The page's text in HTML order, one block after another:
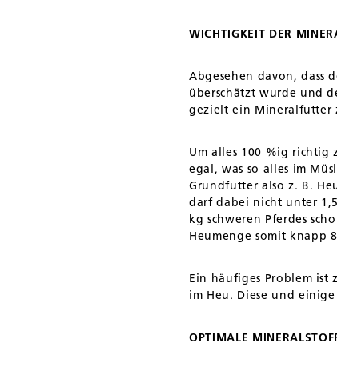
WICHTIGKEIT DER
Abgesehen davon, dass
überschätzt wurde und
gezielt ein Mineralfutter
Um alles 100 %ig richtig
egal, was so alles im
Grundfutter also z. B.
darf dabei nicht unter
kg schweren Pferdes
Heumenge somit knapp
Ein häufiges Problem
im Heu. Diese und
OPTIMALE